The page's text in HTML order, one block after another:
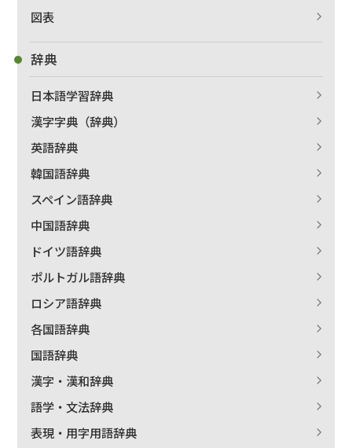
図表
辞典
日本語学習辞典
漢字字典（辞典）
英語辞典
韓国語辞典
スペイン語辞典
中国語辞典
ドイツ語辞典
ポルトガル語辞典
ロシア語辞典
各国語辞典
国語辞典
漢字・漢和辞典
語学・文法辞典
表現・用字用語辞典